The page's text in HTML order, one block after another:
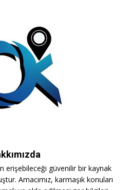
erişebileceği güvenilir bir kaynak
Amacımız, karmaşık konuları